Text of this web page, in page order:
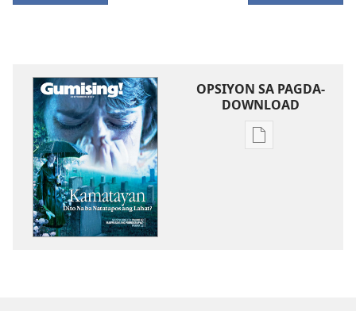
OPSIYON SA PAGDA-
DOWNLOAD
Opsiyon